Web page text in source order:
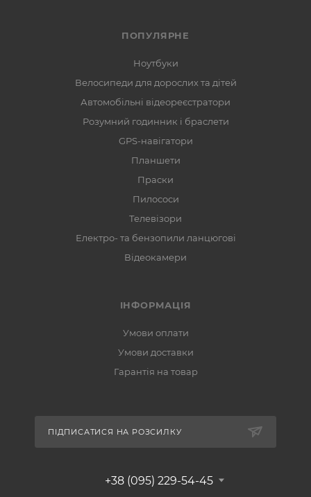
ПОПУЛЯРНЕ
Ноутбуки
Велосипеди для дорослих та дітей
Автомобільні відеореєстратори
Розумний годинник і браслети
GPS-навігатори
Планшети
Праски
Пилососи
Телевізори
Електро- та бензопили ланцюгові
Відеокамери
ІНФОРМАЦІЯ
Умови оплати
Умови доставки
Гарантія на товар
ПІДПИСАТИСЯ НА РОЗСИЛКУ
+38 (095) 229-54-45